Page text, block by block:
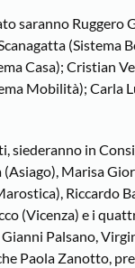
saranno
Casa); Cristian
Mobilità);
siederanno in
Marisa
Riccardo
(Vicenza) e i
Palsano,
Paola Zanotto,